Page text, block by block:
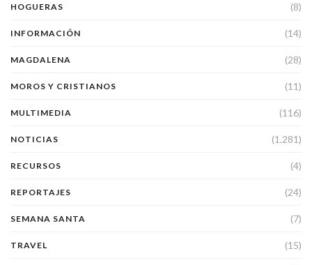
HOGUERAS (8)
INFORMACIÓN (14)
MAGDALENA (28)
MOROS Y CRISTIANOS (11)
MULTIMEDIA (116)
NOTICIAS (1.281)
RECURSOS (4)
REPORTAJES (24)
SEMANA SANTA (7)
TRAVEL (15)